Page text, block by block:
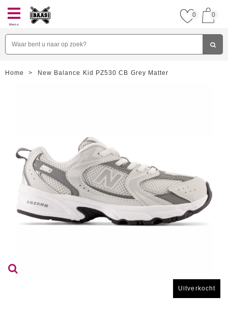
Menu
0 0
Home > New Balance Kid PZ530 CB Grey Matter
Uitverkocht